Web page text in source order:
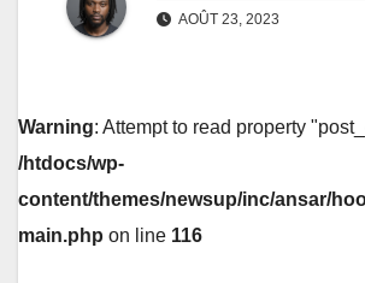
AOÛT 23, 2023
Warning: Attempt to read property
/htdocs/wp-
content/themes/newsup/inc/ansar/
main.php on line 116